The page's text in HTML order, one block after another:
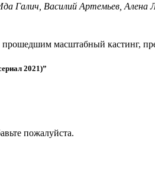
Галич, Василий Артемьев, Алена
прошедшим масштабный кастинг,
2021)”
пожалуйста.